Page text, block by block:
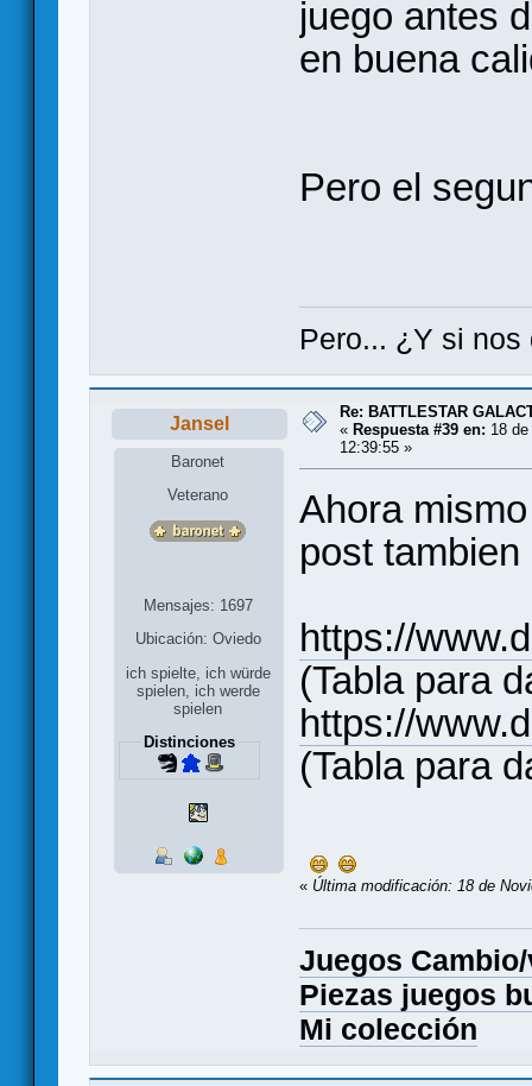
juego antes
en buena
Pero el
Pero... ¿Y si
Jansel
Baronet
Veterano
Mensajes: 1697
Ubicación: Oviedo
ich spielte, ich würde
spielen, ich werde
spielen
Distinciones
Re: BATTLESTAR
« Respuesta #39 en: 18
12:39:55 »
Ahora
post
https://
(Tabla para
https://
(Tabla para
« Última modificación: 18 de
Juegos
Piezas juegos
Mi colección